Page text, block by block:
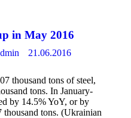
in May 2016
21.06.2016
thousand tons of steel,
tons. In January-
by 14.5% YoY, or by
thousand tons. (Ukrainian